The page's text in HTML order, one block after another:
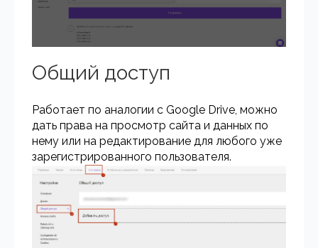
Общий доступ
Работает по аналогии с Google Drive, можно
дать права на просмотр сайта и данных по
нему или на редактирование для любого уже
зарегистрированного пользователя.